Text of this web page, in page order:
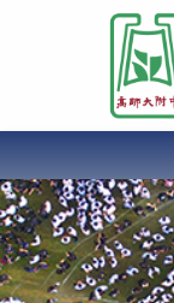
要
容
國立高雄師範
AFFILIATED